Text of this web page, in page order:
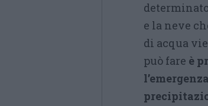
e la neve
di acqua
può fare è